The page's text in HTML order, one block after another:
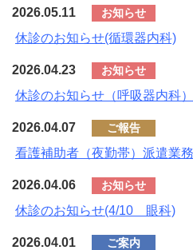
2026.05.11 お知らせ
休診のお知らせ(循環器内科)
2026.04.23 お知らせ
休診のお知らせ（呼吸器内科）
2026.04.07 ご報告
看護補助者（夜勤帯）派遣業
2026.04.06 お知らせ
休診のお知らせ(4/10 眼科)
2026.04.01 ご案内